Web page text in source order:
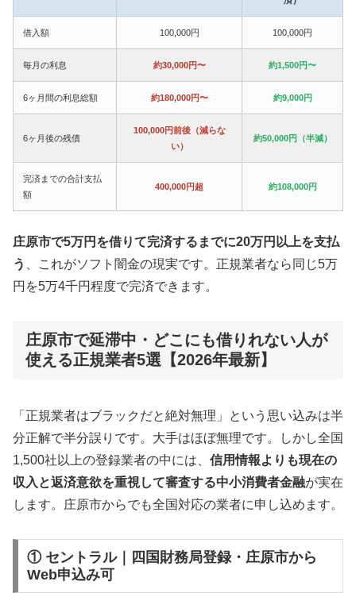
借入額 100,000円 100,000円
毎月の利息 約30,000円〜 約1,500円〜
6ヶ月間の利息総額 約180,000円〜 約9,000円
6ヶ月後の残債
100,000円前後（減らな
い）
約50,000円（半減）
完済までの合計支払
額
400,000円超 約108,000円
庄原市で5万円を借りて完済するまでに20万円以上を支払
う
、これがソフト闇金の現実です。正規業者なら同じ5万
円を5万4千円程度で完済できます。
庄原市で延滞中・どこにも借りれない人が
使える正規業者5選【2026年最新】
「正規業者はブラックだと絶対無理」という思い込みは半
分正解で半分誤りです。大手はほぼ無理です。しかし全国
1,500社以上の登録業者の中には、 信用情報よりも現在の
収入と返済意欲を重視して審査する中小消費者金融が実在
します。庄原市からでも全国対応の業者に申し込めます。
① セントラル｜四国財務局登録・庄原市から
Web申込み可